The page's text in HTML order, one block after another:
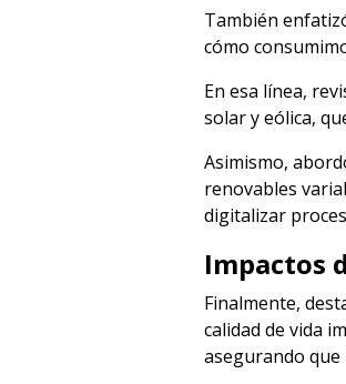
También
cómo
En esa línea,
solar y eólica,
Asimismo,
renovables
digitalizar
Impactos
Finalmente,
calidad de vida
asegurando que